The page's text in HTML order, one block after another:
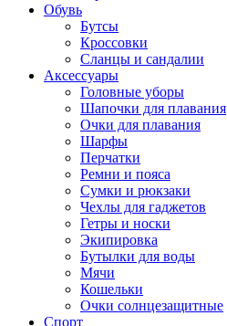
Обувь
Бутсы
Кроссовки
Сланцы и сандалии
Аксессуары
Головные уборы
Шапочки для плавания
Очки для плавания
Шарфы
Перчатки
Ремни и пояса
Сумки и рюкзаки
Чехлы для гаджетов
Гетры и носки
Экипировка
Бутылки для воды
Мячи
Кошельки
Очки солнцезащитные
Спорт